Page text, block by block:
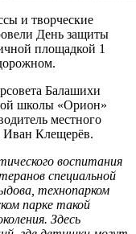
и творческие
День защиты
площадкой 1
Балашихи
школы «Орион»
местного
Иван Клещерëв.
воспитания
специальной
технопарком
парке такой
Здесь